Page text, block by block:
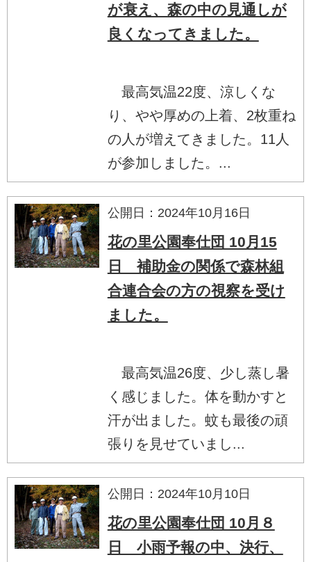
が衰え、森の中の見通しが
良くなってきました。
最高気温22度、涼しくな
り、やや厚めの上着、2枚重ね
の人が増えてきました。11人
が参加しました。...
公開日：2024年10月16日
花の里公園奉仕団 10月15
日 補助金の関係で森林組
合連合会の方の視察を受け
ました。
最高気温26度、少し蒸し暑
く感じました。体を動かすと
汗が出ました。蚊も最後の頑
張りを見せていまし...
公開日：2024年10月10日
花の里公園奉仕団 10月８
日 小雨予報の中、決行、